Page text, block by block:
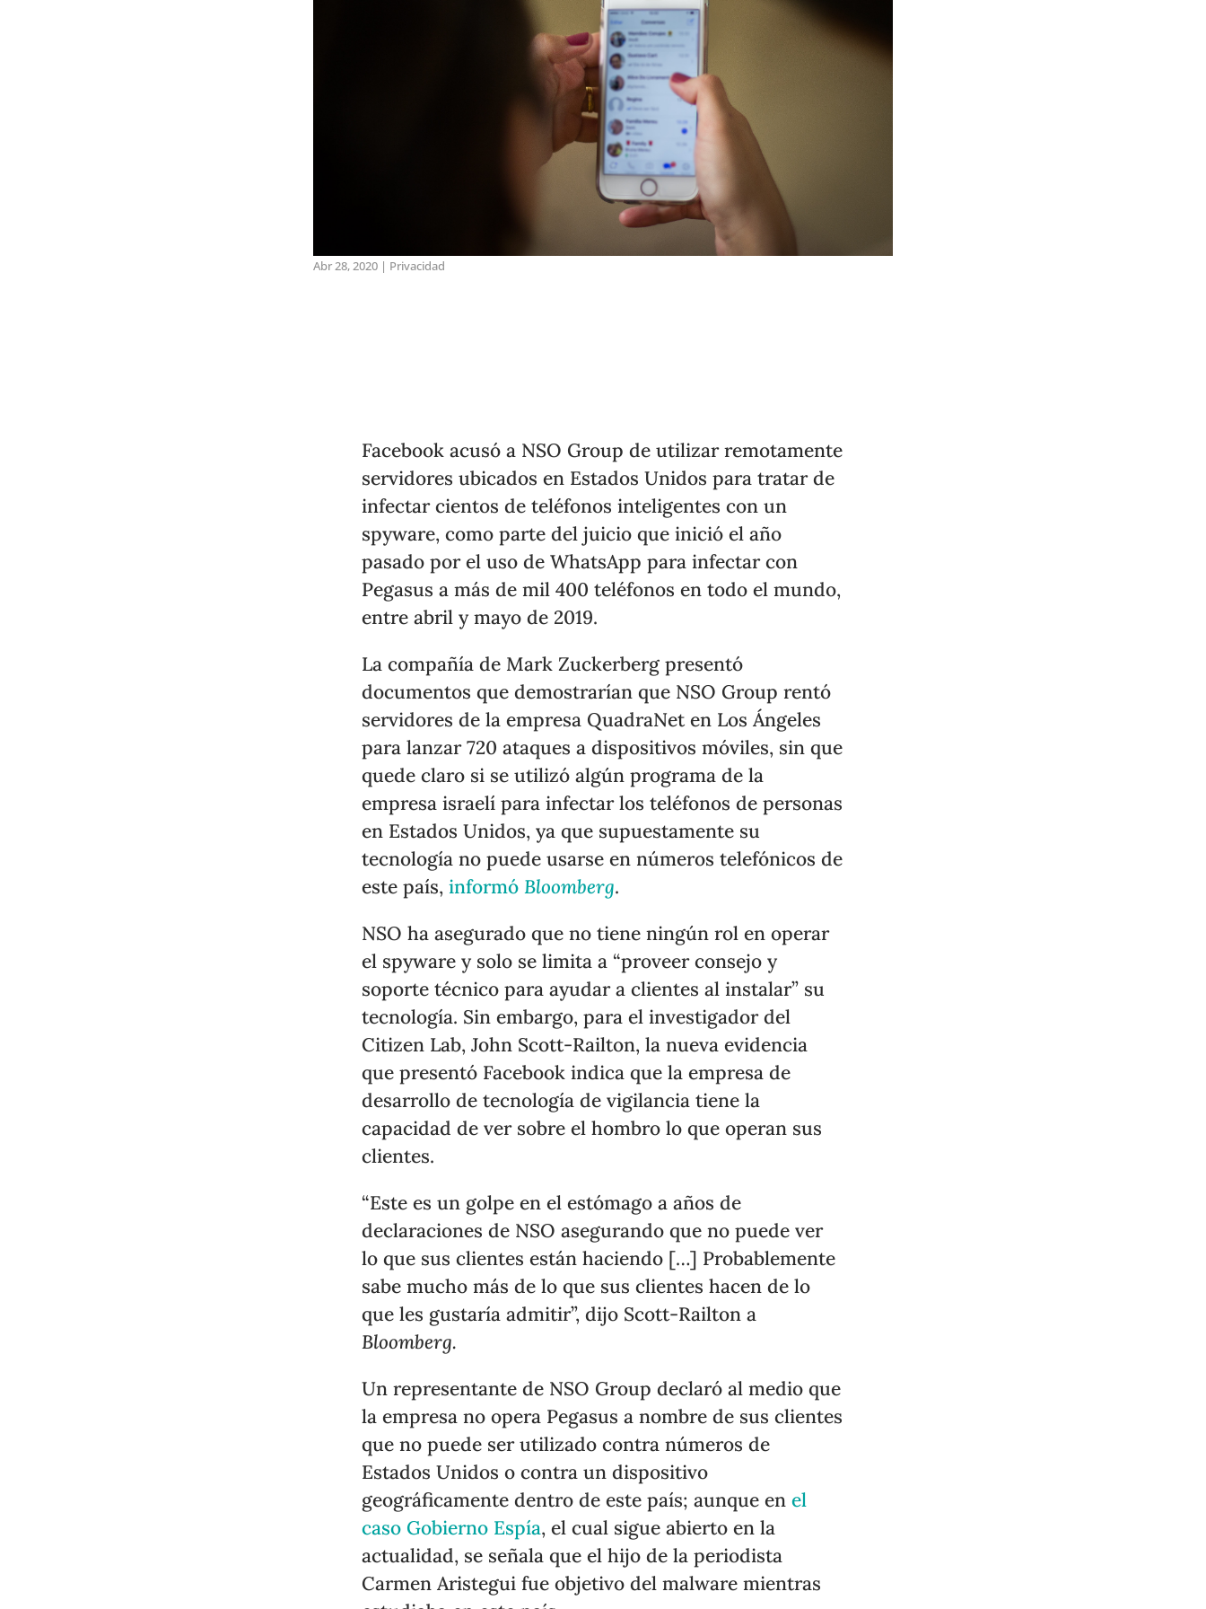
Abr 28, 2020 | Privacidad
Facebook acusó a NSO Group de utilizar remotamente
servidores ubicados en Estados Unidos para tratar de
infectar cientos de teléfonos inteligentes con un
spyware, como parte del juicio que inició el año
pasado por el uso de WhatsApp para infectar con
Pegasus a más de mil 400 teléfonos en todo el mundo,
entre abril y mayo de 2019.
La compañía de Mark Zuckerberg presentó
documentos que demostrarían que NSO Group rentó
servidores de la empresa QuadraNet en Los Ángeles
para lanzar 720 ataques a dispositivos móviles, sin que
quede claro si se utilizó algún programa de la
empresa israelí para infectar los teléfonos de personas
en Estados Unidos, ya que supuestamente su
tecnología no puede usarse en números telefónicos de
este país,informóBloomberg.
NSO ha asegurado que no tiene ningún rol en operar
el spyware y solo se limita a “proveer consejo y
soporte técnico para ayudar a clientes al instalar” su
tecnología. Sin embargo, para el investigador del
Citizen Lab, John Scott-Railton, la nueva evidencia
que presentó Facebook indica que la empresa de
desarrollo de tecnología de vigilancia tiene la
capacidad de ver sobre el hombro lo que operan sus
clientes.
“Este es un golpe en el estómago a años de
declaraciones de NSO asegurando que no puede ver
lo que sus clientes están haciendo […] Probablemente
sabe mucho más de lo que sus clientes hacen de lo
que les gustaría admitir”, dijo Scott-Railton a
Bloomberg.
Un representante de NSO Group declaró al medio que
la empresa no opera Pegasus a nombre de sus clientes
que no puede ser utilizado contra números de
Estados Unidos o contra un dispositivo
geográficamente dentro de este país; aunque enel
caso Gobierno Espía, el cual sigue abierto en la
actualidad, se señala que el hijo de la periodista
Carmen Aristegui fue objetivo del malware mientras